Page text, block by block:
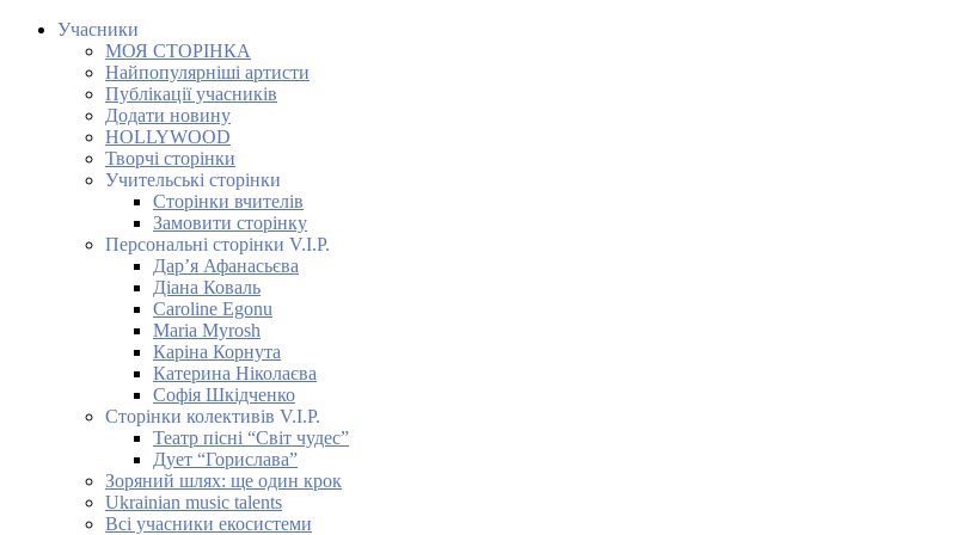
Учасники
МОЯ СТОРІНКА
Найпопулярніші артисти
Публікації учасників
Додати новину
HOLLYWOOD
Творчі сторінки
Учительські сторінки
Сторінки вчителів
Замовити сторінку
Персональні сторінки V.I.P.
Дар’я Афанасьєва
Діана Коваль
Caroline Egonu
Maria Myrosh
Каріна Корнута
Катерина Ніколаєва
Софія Шкідченко
Сторінки колективів V.I.P.
Театр пісні “Світ чудес”
Дует “Горислава”
Зоряний шлях: ще один крок
Ukrainian music talents
Всі учасники екосистеми